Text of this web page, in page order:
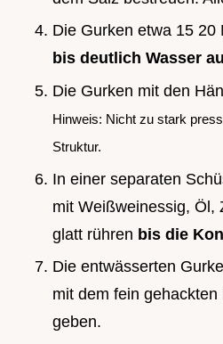
Die Gurken etwa 15 20
bis deutlich Wasser
Die Gurken mit den
Hinweis: Nicht zu stark
Struktur.
In einer separaten
mit Weißweinessig, Öl,
glatt rühren bis die
Die entwässerten
mit dem fein
geben.